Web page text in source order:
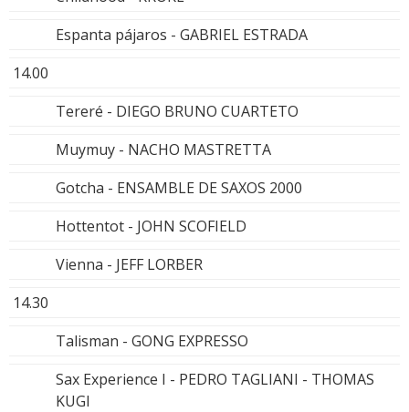
Espanta pájaros - GABRIEL ESTRADA
14.00
Tereré - DIEGO BRUNO CUARTETO
Muymuy - NACHO MASTRETTA
Gotcha - ENSAMBLE DE SAXOS 2000
Hottentot - JOHN SCOFIELD
Vienna - JEFF LORBER
14.30
Talisman - GONG EXPRESSO
Sax Experience I - PEDRO TAGLIANI - THOMAS
KUGI